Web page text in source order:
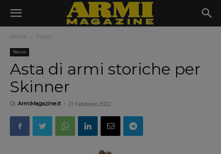
Home News
News
Asta di armi storiche per
Skinner
Di ArmiMagazine.it - 21 Febbraio 2022